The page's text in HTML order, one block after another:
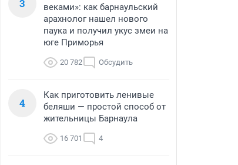
3
веками»: как барнаульский
арахнолог нашел нового
паука и получил укус змеи на
юге Приморья
20 782 Обсудить
4
Как приготовить ленивые
беляши — простой способ от
жительницы Барнаула
16 701 4